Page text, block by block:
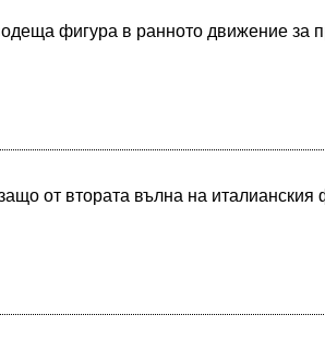
фигура в ранното движение за
от втората вълна на италианския